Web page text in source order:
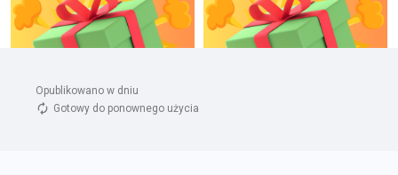
Opublikowano w dniu
Gotowy do ponownego użycia